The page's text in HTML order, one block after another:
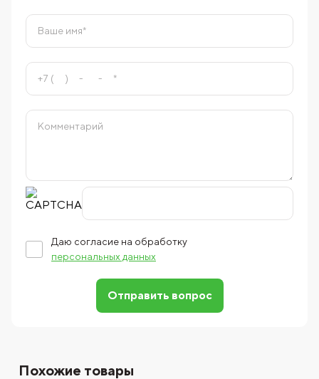
Даю согласие на обработку
персональных данных
Отправить вопрос
Похожие товары